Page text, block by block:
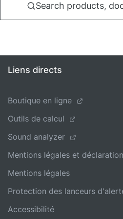
Search products,
Liens directs
Boutique en ligne
Outils de calcul
Sound analyzer
Mentions légales et
Mentions légales
Protection des lanceurs
Accessibilité